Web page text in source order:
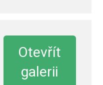
Otevřít
galerii